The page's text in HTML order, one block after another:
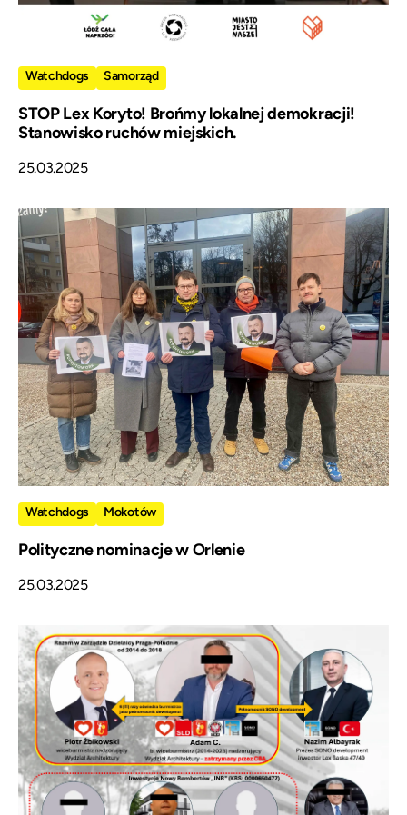
Watchdogs Samorząd
STOP Lex Koryto! Brońmy lokalnej demokracji!
Stanowisko ruchów miejskich.
25.03.2025
Watchdogs Mokotów
Polityczne nominacje w Orlenie
25.03.2025